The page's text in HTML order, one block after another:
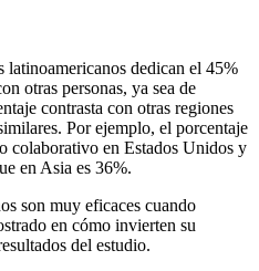
latinoamericanos dedican el 45%
otras personas, ya sea de
contrasta con otras regiones
Por ejemplo, el porcentaje
colaborativo en Estados Unidos y
en Asia es 36%.
son muy eficaces cuando
en cómo invierten su
del estudio.